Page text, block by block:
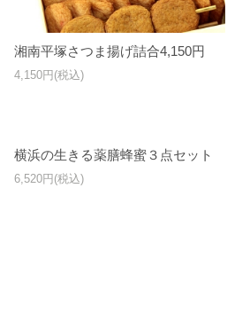
湘南平塚さつま揚げ詰合4,150円
4,150円(税込)
横浜の生きる薬膳蜂蜜３点セット
6,520円(税込)